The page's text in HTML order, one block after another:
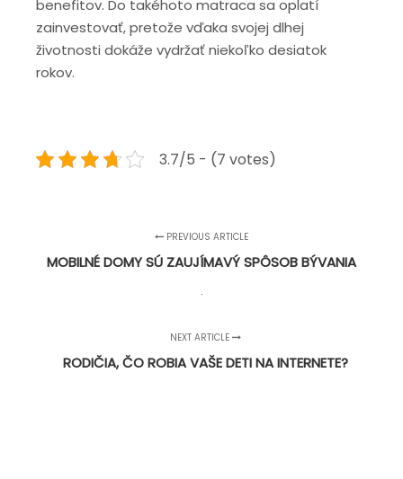
benefitov. Do takéhoto matraca sa oplatí
zainvestovať, pretože vďaka svojej dlhej
životnosti dokáže vydržať niekoľko desiatok
rokov.
3.7/5 - (7 votes)
PREVIOUS ARTICLE
MOBILNÉ DOMY SÚ ZAUJÍMAVÝ SPÔSOB BÝVANIA
NEXT ARTICLE
RODIČIA, ČO ROBIA VAŠE DETI NA INTERNETE?